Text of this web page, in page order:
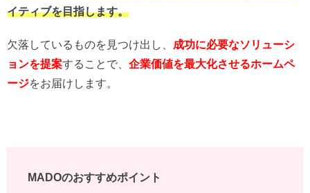
イティブを目指します。
欠落しているものを見つけ出し、 成功に必要なソリューシ
ョンを提案することで、 企業価値を最大化させるホームペ
ージをお届けします。
MADOのおすすめポイント